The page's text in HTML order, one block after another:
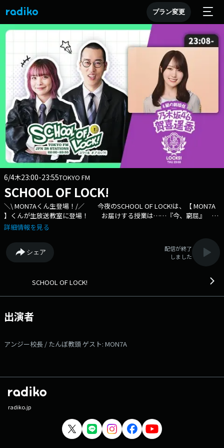
プラン変更
6/4木23:00-23:55TOKYO FM
SCHOOL OF LOCK!
＼\ MON7Aくん生登場！/／ 今夜のSCHOOL OF LOCK!は、【 MON7A
】くんが生放送教室に登場！ お届けする授業は……『今、窮屈』
本当は自由でいたい、こんな事をしてみたい！ なりたい自分になりた
る、 そんな窮屈な思いをしている生徒がいたら話を聞かせて欲し
い。 メッセージは［学校掲示板］、［メール］、［公式LINE］で待っ
てます。 そして、今週は毎日抽選で10名の生徒に、 SCHOOL OF
オープニングから嬉しいお知らせが！ 夜10時の開校から聞き逃さないで
ウントから送る ◇FAXを送る：03-3221-1800 ★番組WEBサイトはコチ
ラ! 【今夜の時間割】 ▽22:00～『生放送教室①』＜アンジー校長・
▽22:30頃～『生放送教室②』＜アンジー校長・たんぼ教頭・MON7A＞
▽22:55頃～ (一部地域を除き) 『リズム＆メモリー』 ▽23:00頃～ 森林部
③』＜アンジー校長・たんぼ教頭・MON7A＞ SCHOOL OF LOCK!は毎日
入れ替わりでアーティスト講師が登場! 各曜日の詳しい時間割はSCHOOL
OF LOCK!の入学のしおりをチェック! ▽22:18頃～『コレサワ
LOCKS!』 毎月1週目は、我が校の “歌う保健室の講師” コレサワ先生に
の4日目です！ 今夜は弾き語りをしちゃいます！ 掲示板に届いた“恋の
書き込み”から、コレサワ先生の曲にまつわる生徒の恋バナを聞いていき
詳細情報を見る
シェア
配信が終了
しました
SCHOOL OF LOCK!
出演者
アンジー校長 / たんぼ教頭 ゲスト: MON7A
radiko.jp